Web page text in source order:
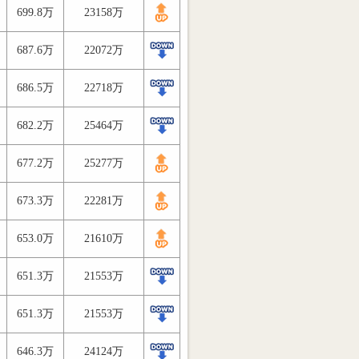
699.8万 23158万
687.6万 22072万
686.5万 22718万
682.2万 25464万
677.2万 25277万
673.3万 22281万
653.0万 21610万
651.3万 21553万
651.3万 21553万
646.3万 24124万